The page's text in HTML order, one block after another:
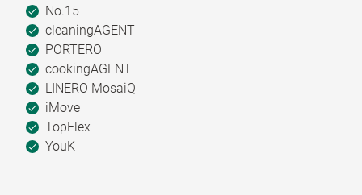
No.15
cleaningAGENT
PORTERO
cookingAGENT
LINERO MosaiQ
iMove
TopFlex
YouK